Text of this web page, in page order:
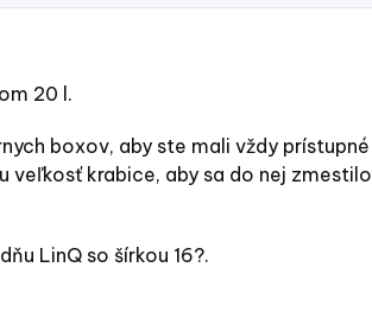
20 l.
boxov, aby ste mali vždy prístupné
veľkosť krabice, aby sa do nej zmestilo
LinQ so šírkou 16?.